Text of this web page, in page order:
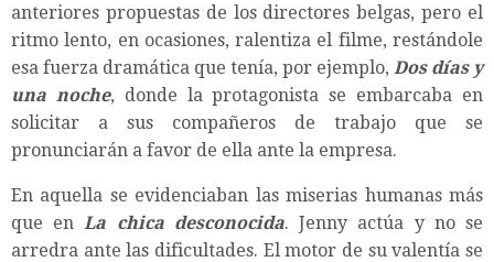
anteriores propuestas de los directores belgas, pero el
ritmo lento, en ocasiones, ralentiza el filme, restándole
esa fuerza dramática que tenía, por ejemplo, Dos días y
una noche, donde la protagonista se embarcaba en
solicitar a sus compañeros de trabajo que se
pronunciarán a favor de ella ante la empresa.
En aquella se evidenciaban las miserias humanas más
que enLa chica desconocida. Jenny actúa y no se
arredra ante las dificultades. El motor de su valentía se